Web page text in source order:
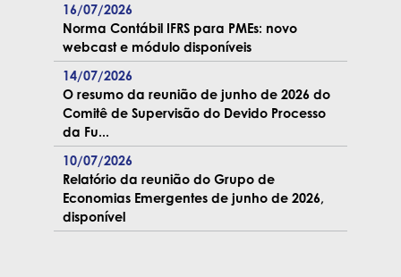
16/07/2026
Norma Contábil IFRS para PMEs: novo
webcast e módulo disponíveis
14/07/2026
O resumo da reunião de junho de 2026 do
Comitê de Supervisão do Devido Processo
da Fu...
10/07/2026
Relatório da reunião do Grupo de
Economias Emergentes de junho de 2026,
disponível